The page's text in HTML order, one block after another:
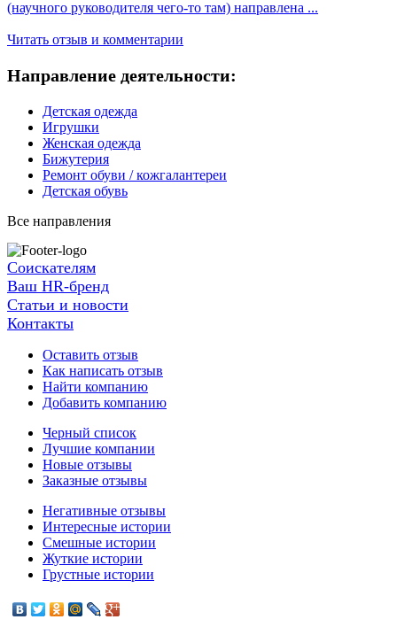
(научного руководителя чего-то там) направлена ...
Читать отзыв и комментарии
Направление деятельности:
Детская одежда
Игрушки
Женская одежда
Бижутерия
Ремонт обуви / кожгалантереи
Детская обувь
Все направления
Соискателям
Ваш HR-бренд
Статьи и новости
Контакты
Оставить отзыв
Как написать отзыв
Найти компанию
Добавить компанию
Черный список
Лучшие компании
Новые отзывы
Заказные отзывы
Негативные отзывы
Интересные истории
Смешные истории
Жуткие истории
Грустные истории